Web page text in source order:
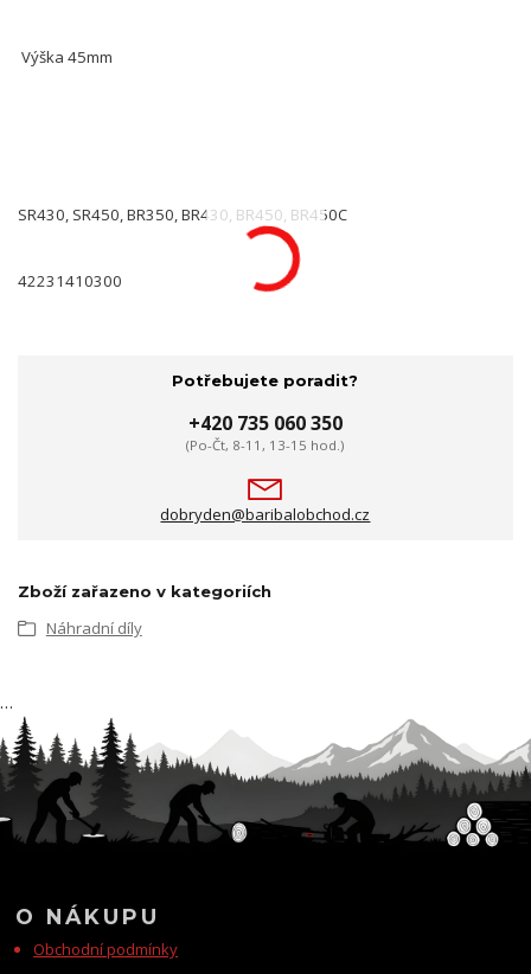
Výška 45mm
SR430, SR450, BR350, BR430, BR450, BR450C
42231410300
Potřebujete poradit?
+420 735 060 350
(Po-Čt, 8-11, 13-15 hod.)
dobryden@baribalobchod.cz
Zboží zařazeno v kategoriích
Náhradní díly
O NÁKUPU
Obchodní podmínky
…